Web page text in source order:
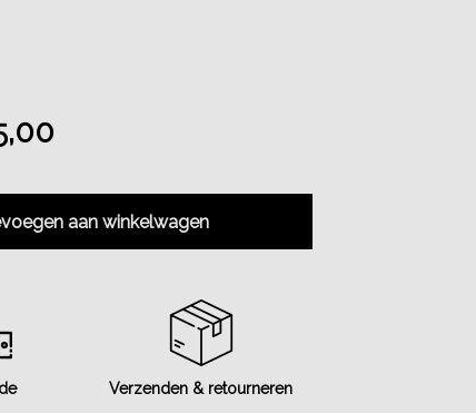
aan winkelwagen
Verzenden & retourneren